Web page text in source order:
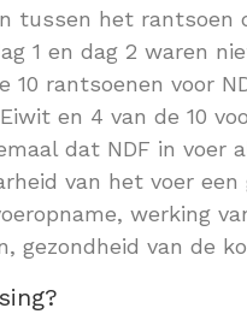
tussen het rantsoen
1 en dag 2 waren
10 rantsoenen voor
en 4 van de 10
dat NDF in voer
van het voer
werking
gezondheid van de